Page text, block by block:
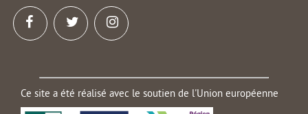
Ce site a été réalisé avec le soutien de l'Union européenne